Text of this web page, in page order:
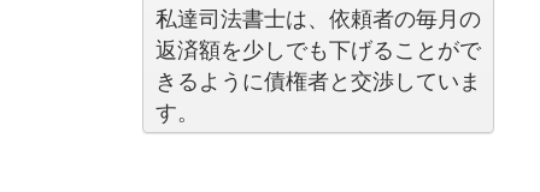
私達司法書士は、依頼者の毎月の
返済額を少しでも下げることがで
きるように債権者と交渉していま
す。